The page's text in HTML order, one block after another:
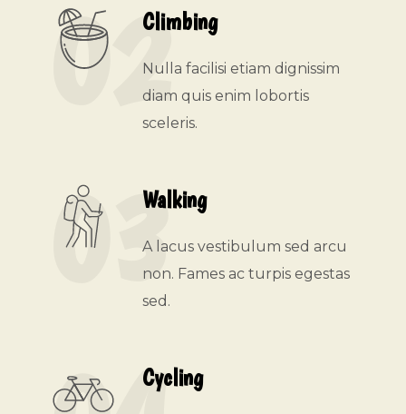
02Climbing
Nulla facilisi etiam dignissim
diam quis enim lobortis
sceleris.
03Walking
A lacus vestibulum sed arcu
non. Fames ac turpis egestas
sed.
Cycling